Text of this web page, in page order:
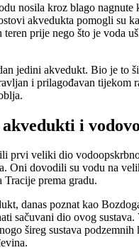
nosila kroz blago nagnute
akvedukta pomogli su
teren prije nego što je voda
jedini akvedukt. Bio je to
i prilagođavan tijekom
i
prvi veliki dio
Oni dovodili su vodu na
Tracije prema gradu.
danas poznat kao
sačuvani dio ovog
šireg sustava podzemnih